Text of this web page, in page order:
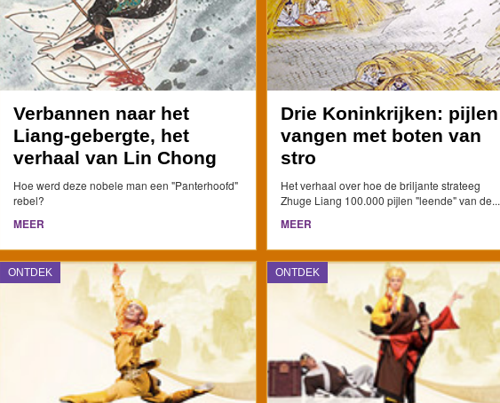
Verbannen naar het
Liang-gebergte, het
verhaal van Lin Chong
Hoe werd deze nobele man een "Panterhoofd"
rebel?
MEER
Drie Koninkrijken: pijlen
vangen met boten van
stro
Het verhaal over hoe de briljante strateeg
Zhuge Liang 100.000 pijlen "leende" van de...
MEER
ONTDEK ONTDEK